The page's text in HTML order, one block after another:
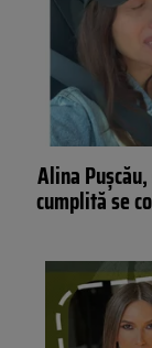
Alina
cumplită se